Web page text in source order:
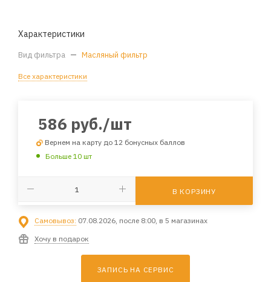
Характеристики
Вид фильтра — Масляный фильтр
Все характеристики
586 руб./шт
Вернем на карту до 12 бонусных баллов
Больше 10 шт
В КОРЗИНУ
Самовывоз: 07.08.2026, после 8:00, в 5 магазинах
Хочу в подарок
ЗАПИСЬ НА СЕРВИС